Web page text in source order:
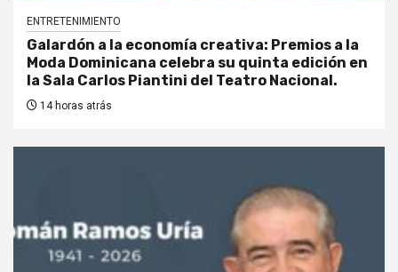
ENTRETENIMIENTO
Galardón a la economía creativa: Premios a la
Moda Dominicana celebra su quinta edición en
la Sala Carlos Piantini del Teatro Nacional.
14 horas atrás